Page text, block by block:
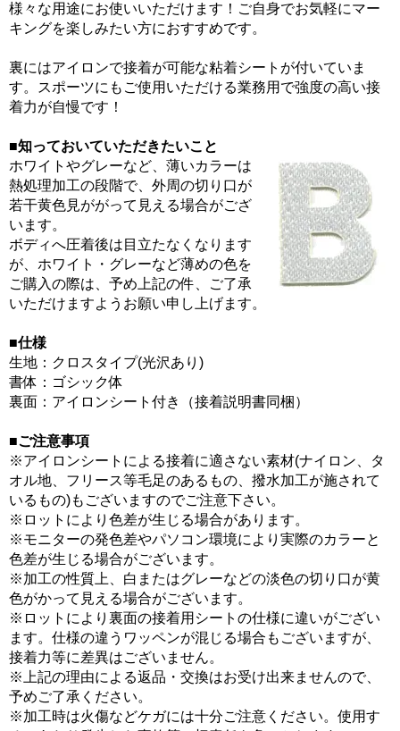
様々な用途にお使いいただけます！ご自身でお気軽にマー
キングを楽しみたい方におすすめです。
裏にはアイロンで接着が可能な粘着シートが付いていま
す。スポーツにもご使用いただける業務用で強度の高い接
着力が自慢です！
■知っておいていただきたいこと
ホワイトやグレーなど、薄いカラーは
熱処理加工の段階で、外周の切り口が
若干黄色見ががって見える場合がござ
います。
ボディへ圧着後は目立たなくなります
が、ホワイト・グレーなど薄めの色を
ご購入の際は、予め上記の件、ご了承
いただけますようお願い申し上げます。
■仕様
生地：クロスタイプ(光沢あり)
書体：ゴシック体
裏面：アイロンシート付き（接着説明書同梱）
■ご注意事項
※アイロンシートによる接着に適さない素材(ナイロン、タ
オル地、フリース等毛足のあるもの、撥水加工が施されて
いるもの)もございますのでご注意下さい。
※ロットにより色差が生じる場合があります。
※モニターの発色差やパソコン環境により実際のカラーと
色差が生じる場合がございます。
※加工の性質上、白またはグレーなどの淡色の切り口が黄
色がかって見える場合がございます。
※ロットにより裏面の接着用シートの仕様に違いがござい
ます。仕様の違うワッペンが混じる場合もございますが、
接着力等に差異はございません。
※上記の理由による返品・交換はお受け出来ませんので、
予めご了承ください。
※加工時は火傷などケガには十分ご注意ください。使用す